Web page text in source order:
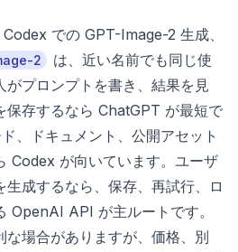
での GPT-Image-2 生成、
2
は、近い名前でも同じ使
がプロンプトを書き、結果を見
保存するなら ChatGPT が最短で
、ドキュメント、公開アセット
Codex が向いています。ユーザ
成するなら、保存、再試行、ロ
OpenAI API が主ルートです。
な場合がありますが、価格、別